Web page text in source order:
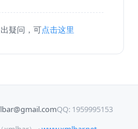
疑问，可点击这里
QQ: 1959995153